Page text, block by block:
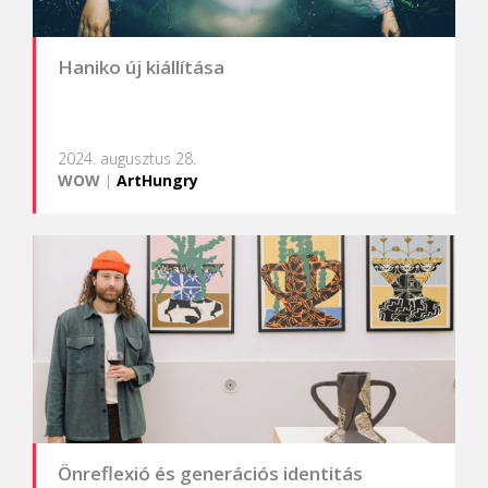
Haniko új kiállítása
2024. augusztus 28.
WOW | ArtHungry
Önreflexió és generációs identitás